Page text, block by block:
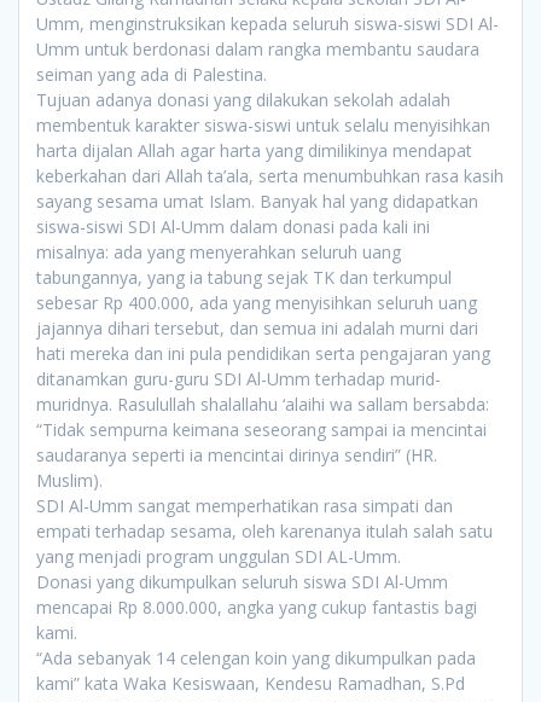
Umm, menginstruksikan kepada seluruh siswa-siswi SDI Al-
Umm untuk berdonasi dalam rangka membantu saudara
seiman yang ada di Palestina.
Tujuan adanya donasi yang dilakukan sekolah adalah
membentuk karakter siswa-siswi untuk selalu menyisihkan
harta dijalan Allah agar harta yang dimilikinya mendapat
keberkahan dari Allah ta’ala, serta menumbuhkan rasa kasih
sayang sesama umat Islam. Banyak hal yang didapatkan
siswa-siswi SDI Al-Umm dalam donasi pada kali ini
misalnya: ada yang menyerahkan seluruh uang
tabungannya, yang ia tabung sejak TK dan terkumpul
sebesar Rp 400.000, ada yang menyisihkan seluruh uang
jajannya dihari tersebut, dan semua ini adalah murni dari
hati mereka dan ini pula pendidikan serta pengajaran yang
ditanamkan guru-guru SDI Al-Umm terhadap murid-
muridnya. Rasulullah shalallahu ‘alaihi wa sallam bersabda:
“Tidak sempurna keimana seseorang sampai ia mencintai
saudaranya seperti ia mencintai dirinya sendiri” (HR.
Muslim).
SDI Al-Umm sangat memperhatikan rasa simpati dan
empati terhadap sesama, oleh karenanya itulah salah satu
yang menjadi program unggulan SDI AL-Umm.
Donasi yang dikumpulkan seluruh siswa SDI Al-Umm
mencapai Rp 8.000.000, angka yang cukup fantastis bagi
kami.
“Ada sebanyak 14 celengan koin yang dikumpulkan pada
kami” kata Waka Kesiswaan, Kendesu Ramadhan, S.Pd